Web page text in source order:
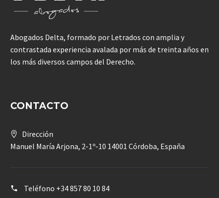
Abogados Delta, formado por Letrados con amplia y
contrastada experiencia avalada por más de treinta años en
los más diversos campos del Derecho.
CONTACTO
Dirección
Manuel María Arjona, 2-1º-10 14001 Córdoba, España
Teléfono +34 857 80 10 84